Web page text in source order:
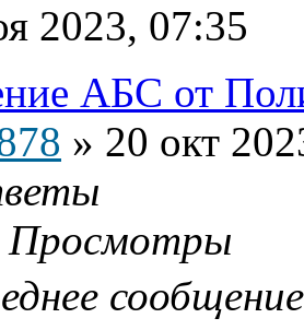
2023, 07:35
АБС от
» 20 окт
Просмотры